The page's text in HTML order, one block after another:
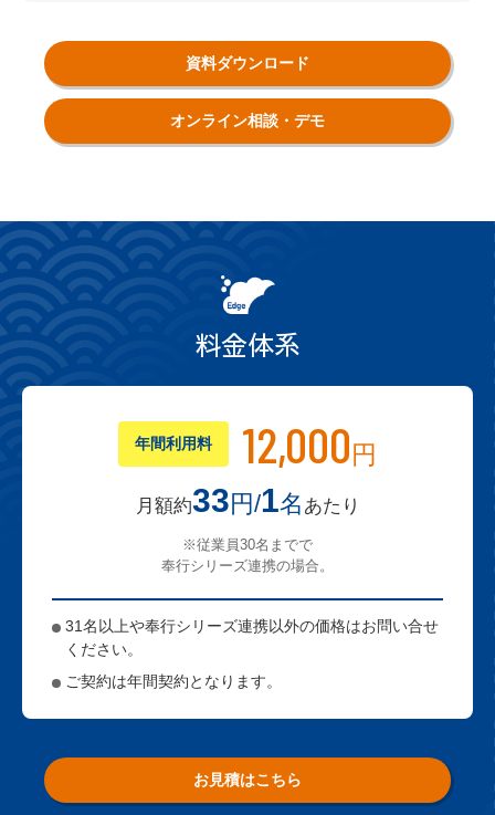
資料ダウンロード
オンライン相談・デモ
料金体系
年間利用料 12,000円
月額約33 円/1名 あたり
※従業員30名までで
奉行シリーズ連携の場合。
31名以上や奉行シリーズ連携以外の価格はお問い合せ
ください。
ご契約は年間契約となります。
お見積はこちら